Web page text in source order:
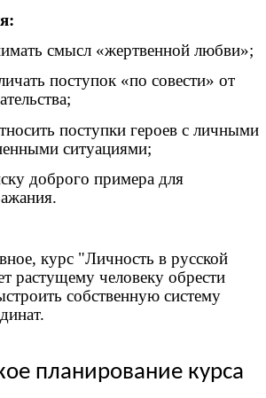
смысл «жертвенной любви»;
поступок «по совести» от
поступки героев с личными
ситуациями;
доброго примера для
курс "Личность в русской
растущему человеку обрести
собственную систему
планирование курса